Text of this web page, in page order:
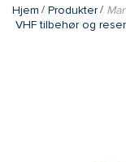
Hjem Produkter
VHF tilbehør og